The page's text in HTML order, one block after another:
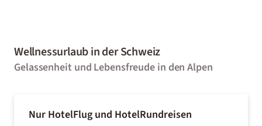
Wellnessurlaub in der Schweiz
Gelassenheit und Lebensfreude in den Alpen
Nur HotelFlug und HotelRundreisen